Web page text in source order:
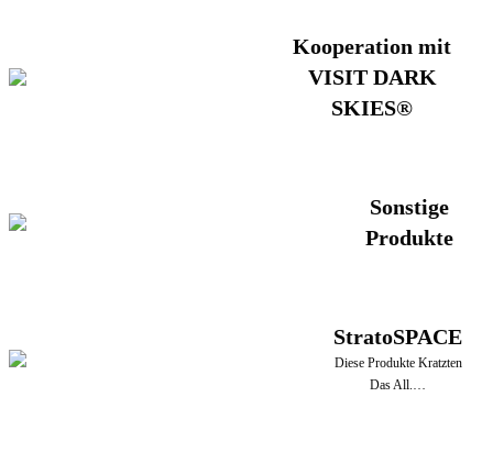
Kooperation mit
VISIT DARK
SKIES®
Sonstige
Produkte
StratoSPACE
Diese Produkte Kratzten
Das All.…